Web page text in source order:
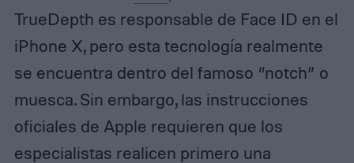
TrueDepth es responsable de Face ID en el
iPhone X, pero esta tecnología realmente
se encuentra dentro del famoso “notch” o
muesca. Sin embargo, las instrucciones
oficiales de Apple requieren que los
especialistas realicen primero una